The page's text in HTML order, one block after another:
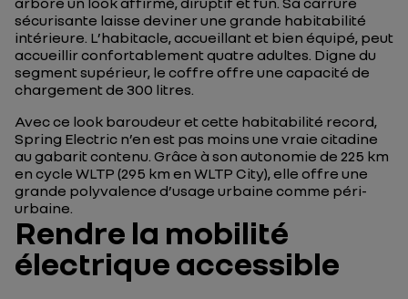
sécurisante laisse deviner une grande habitabilité
intérieure. L’habitacle, accueillant et bien équipé, peut
accueillir confortablement quatre adultes. Digne du
segment supérieur, le coffre offre une capacité de
chargement de 300 litres.
Avec ce look baroudeur et cette habitabilité record,
Spring Electric n’en est pas moins une vraie citadine
au gabarit contenu. Grâce à son autonomie de 225 km
en cycle WLTP (295 km en WLTP City), elle offre une
grande polyvalence d’usage urbaine comme péri-
urbaine.
Rendre la mobilité
électrique accessible